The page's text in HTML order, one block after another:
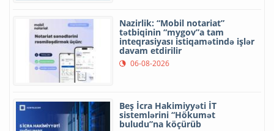
Nazirlik: “Mobil notariat”
tətbiqinin “mygov”a tam
inteqrasiyası istiqamətində işlər
davam etdirilir
06-08-2026
Beş İcra Hakimiyyəti İT
sistemlərini “Hökumət
buludu”na köçürüb